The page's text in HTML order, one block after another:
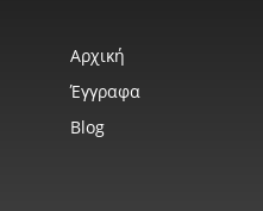
Αρχική
Έγγραφα
Blog